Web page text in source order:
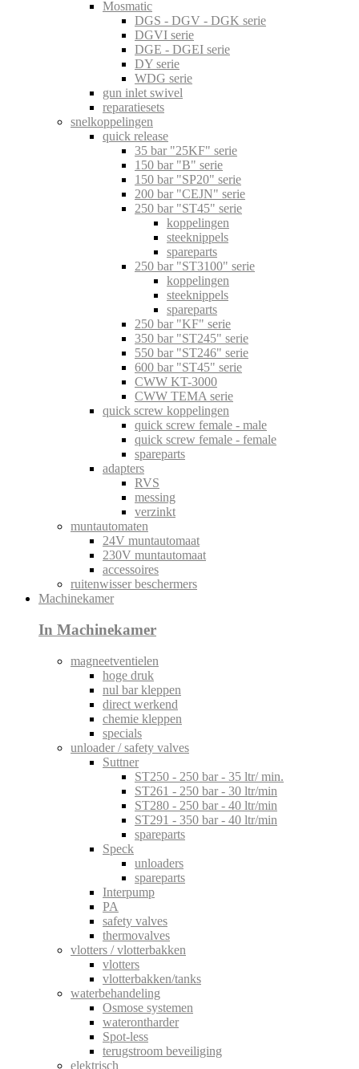
Mosmatic
DGS - DGV - DGK serie
DGVI serie
DGE - DGEI serie
DY serie
WDG serie
gun inlet swivel
reparatiesets
snelkoppelingen
quick release
35 bar "25KF" serie
150 bar "B" serie
150 bar "SP20" serie
200 bar "CEJN" serie
250 bar "ST45" serie
koppelingen
steeknippels
spareparts
250 bar "ST3100" serie
koppelingen
steeknippels
spareparts
250 bar "KF" serie
350 bar "ST245" serie
550 bar "ST246" serie
600 bar "ST45" serie
CWW KT-3000
CWW TEMA serie
quick screw koppelingen
quick screw female - male
quick screw female - female
spareparts
adapters
RVS
messing
verzinkt
muntautomaten
24V muntautomaat
230V muntautomaat
accessoires
ruitenwisser beschermers
Machinekamer
In Machinekamer
magneetventielen
hoge druk
nul bar kleppen
direct werkend
chemie kleppen
specials
unloader / safety valves
Suttner
ST250 - 250 bar - 35 ltr/ min.
ST261 - 250 bar - 30 ltr/min
ST280 - 250 bar - 40 ltr/min
ST291 - 350 bar - 40 ltr/min
spareparts
Speck
unloaders
spareparts
Interpump
PA
safety valves
thermovalves
vlotters / vlotterbakken
vlotters
vlotterbakken/tanks
waterbehandeling
Osmose systemen
waterontharder
Spot-less
terugstroom beveiliging
elektrisch